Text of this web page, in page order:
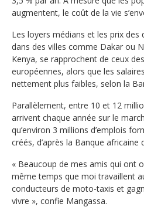
augmentent, le coût de la vie
Les loyers médians et les prix des
dans des villes comme Dakar ou
Kenya, se rapprochent de ceux
européennes, alors que les
nettement plus faibles, selon la
Parallèlement, entre 10 et 12
arrivent chaque année sur le
qu’environ 3 millions d’emplois
créés, d’après la Banque africaine
« Beaucoup de mes amis qui ont
même temps que moi travaillent
conducteurs de moto-taxis et
vivre », confie Mangassa.